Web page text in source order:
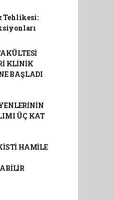
Tehlikesi:
KLİNİK
BAŞLADI
ÜÇ KAT
HAMİLE